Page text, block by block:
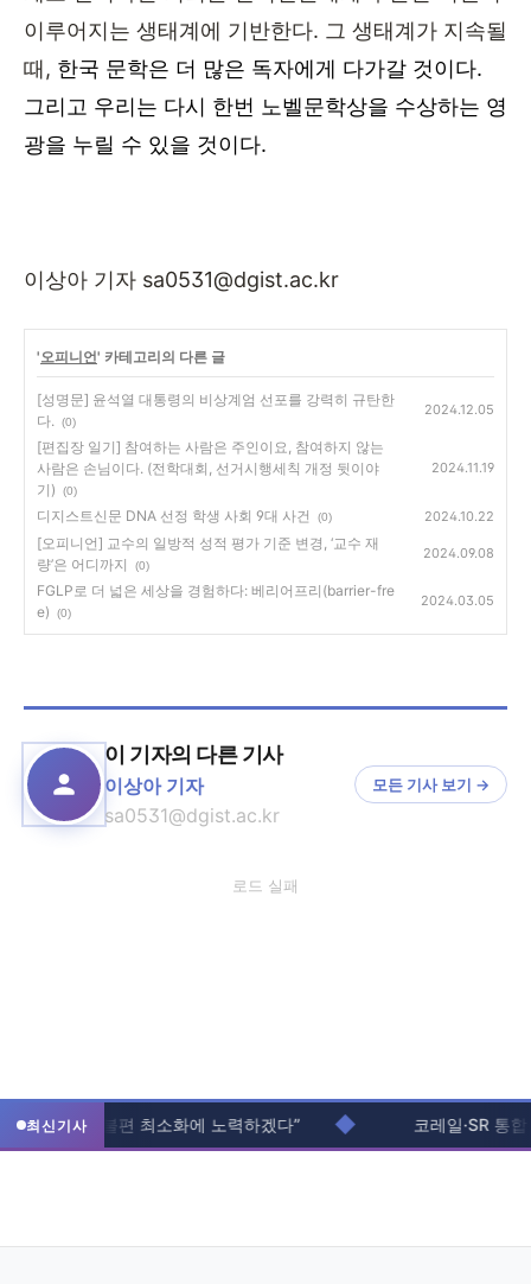
이루어지는 생태계에 기반한다. 그 생태계가 지속될
때, 한국 문학은 더 많은 독자에게 다가갈 것이다.
그리고 우리는 다시 한번 노벨문학상을 수상하는 영
광을 누릴 수 있을 것이다.
이상아 기자 sa0531@dgist.ac.kr
'오피니언' 카테고리의 다른 글
[성명문] 윤석열 대통령의 비상계엄 선포를 강력히 규탄한
다. (0)
2024.12.05
[편집장 일기] 참여하는 사람은 주인이요, 참여하지 않는
사람은 손님이다. (전학대회, 선거시행세칙 개정 뒷이야
기)
(0)
2024.11.19
디지스트신문 DNA 선정 학생 사회 9대 사건 (0) 2024.10.22
[오피니언] 교수의 일방적 성적 평가 기준 변경, ‘교수 재
량’은 어디까지
(0)
2024.09.08
FGLP로 더 넓은 세상을 경험하다: 베리어프리(barrier-fre
e)
(0)
2024.03.05
이 기자의 다른 기사
이상아 기자
sa0531@dgist.ac.kr
모든 기사 보기 →
로드 실패
최신기사
“입주생 불편 최소화에 노력하겠다” 코레일·SR 통합